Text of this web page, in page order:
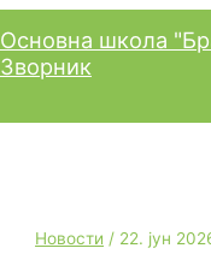
Пређи
на
садржај
Основна школа
Зворник
Главни
Ученик
Новости / 22. јун